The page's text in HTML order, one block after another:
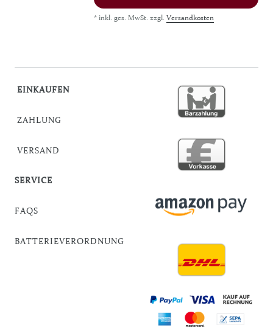
* inkl. ges. MwSt. zzgl. Versandkosten
EINKAUFEN
ZAHLUNG
VERSAND
SERVICE
FAQS
BATTERIEVERORDNUNG